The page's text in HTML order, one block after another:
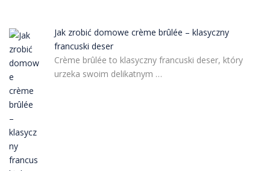
Jak zrobić domowe crème brûlée – klasyczny
francuski deser
Crème brûlée to klasyczny francuski deser, który
urzeka swoim delikatnym …